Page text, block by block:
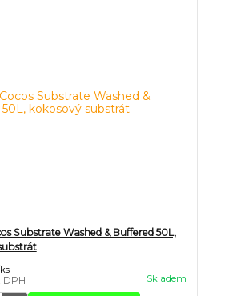
Substrate Washed & Buffered 50L,
ks
DPH Skladem